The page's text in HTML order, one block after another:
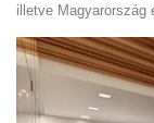
illetve Magyarország